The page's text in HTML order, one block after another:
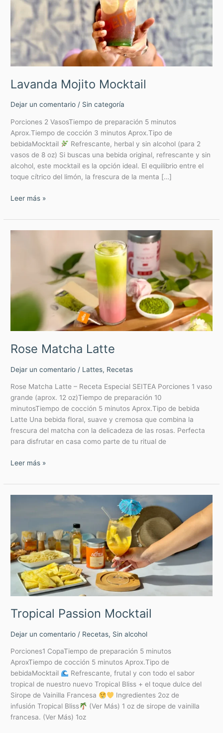
Lavanda Mojito Mocktail
Dejar un comentario / Sin categoría
Porciones 2 VasosTiempo de preparación 5 minutos
Aprox.Tiempo de cocción 3 minutos Aprox.Tipo de
bebidaMocktail
Refrescante, herbal y sin alcohol (para 2
vasos de 8 oz) Si buscas una bebida original, refrescante y sin
alcohol, este mocktail es la opción ideal. El equilibrio entre el
toque cítrico del limón, la frescura de la menta […]
Leer más »
Rose Matcha Latte
Dejar un comentario / Lattes, Recetas
Rose Matcha Latte – Receta Especial SEITEA Porciones 1 vaso
grande (aprox. 12 oz)Tiempo de preparación 10
minutosTiempo de cocción 5 minutos Aprox.Tipo de bebida
Latte Una bebida floral, suave y cremosa que combina la
frescura del matcha con la delicadeza de las rosas. Perfecta
para disfrutar en casa como parte de tu ritual de
Rose
Leer más »
Tropical Passion Mocktail
Dejar un comentario / Recetas, Sin alcohol
Porciones1 CopaTiempo de preparación 5 minutos
AproxTiempo de cocción 5 minutos Aprox.Tipo de
bebidaMocktail
Refrescante, frutal y con todo el sabor
tropical de nuestro nuevo Tropical Bliss + el toque dulce del
Sirope de Vainilla Francesa
Ingredientes 2oz de
infusión Tropical Bliss
(Ver Más) 1 oz de sirope de vainilla
francesa. (Ver Más) 1oz